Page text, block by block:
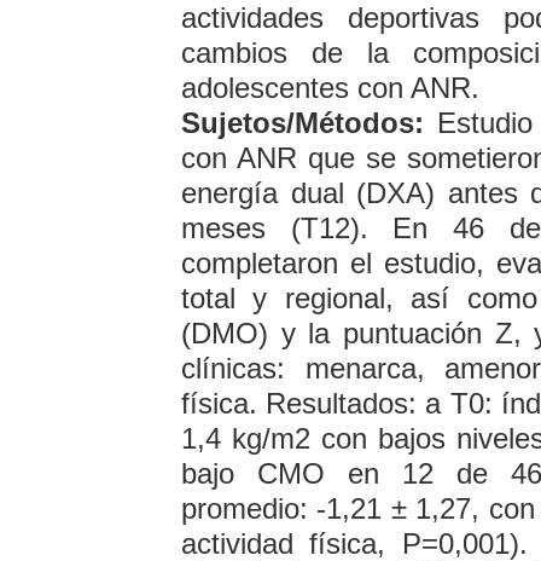
actividades deportivas
cambios de la
adolescentes con ANR.
Sujetos/Métodos:
con ANR que se
energía dual (DXA) antes
meses (T12). En 46
completaron el estudio,
total y regional, así
(DMO) y la puntuación Z,
clínicas: menarca,
física. Resultados: a T0:
1,4 kg/m2 con bajos
bajo CMO en 12 de 46
promedio: -1,21 ± 1,27,
actividad física,